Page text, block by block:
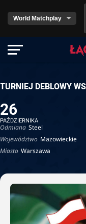
TURNIEJ DEBLOWY
26
PAŹDZIERNIKA
Odmiana Steel
Województwo Mazowieckie
Miasto Warszawa